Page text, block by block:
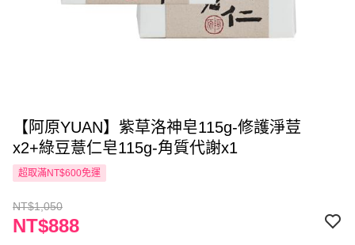
【阿原YUAN】紫草洛神皂115g-修護淨荳
x2+綠豆薏仁皂115g-角質代謝x1
超取滿NT$600免運
NT$1,050
NT$888